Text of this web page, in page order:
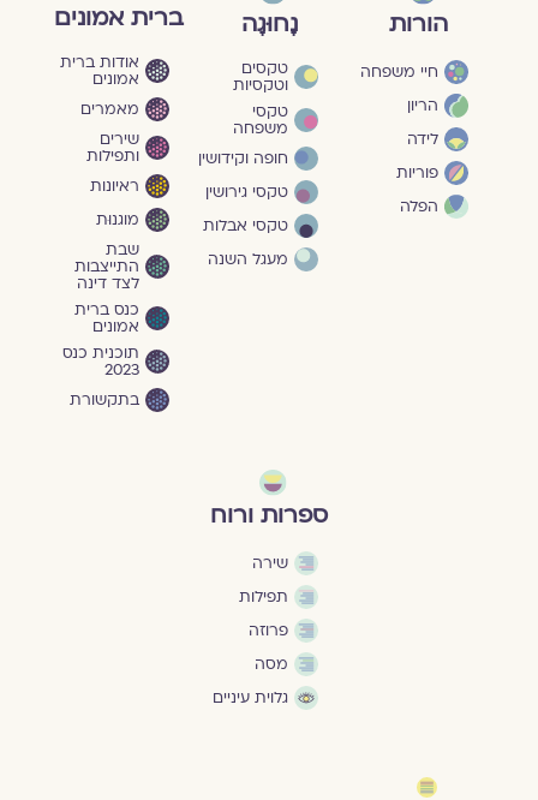
הורות
חיי משפחה
הריון
לידה
פוריות
הפלה
נָחוּגָה
טקסים
וטקסיות
טקסי
משפחה
חופה וקידושין
טקסי גירושין
טקסי אבלות
מעגל השנה
ברית אמונים
אודות ברית
אמונים
מאמרים
שירים
ותפילות
ראיונות
מוגנוּת
שבת
התייצבות
לצד דינה
כנס ברית
אמונים
תוכנית כנס
2023
בתקשורת
ספרות ורוח
שירה
תפילות
פרוזה
מסה
גלוית עיניים